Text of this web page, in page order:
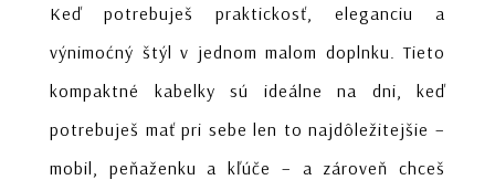
Keď potrebuješ praktickosť, eleganciu a
výnimoćný štýl v jednom malom doplnku. Tieto
kompaktné kabelky sú ideálne na dni, keď
potrebuješ mať pri sebe len to najdôležitejšie –
mobil, peňaženku a kľúče – a zároveň chceš